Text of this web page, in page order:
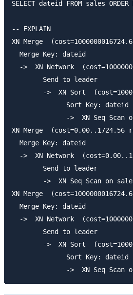
SELECT dateid FROM sales
-- EXPLAIN
XN Merge
  Merge Key: dateid
->  XN Network
        Send to leader
->  XN Sort
              Sort Key: dateid
->  XN Seq Scan
XN Merge  (cost=0.00..1724.56
  Merge Key: dateid
->  XN Network
        Send to leader
->  XN Seq Scan on
XN Merge
  Merge Key: dateid
->  XN Network
        Send to leader
->  XN Sort
              Sort Key: dateid